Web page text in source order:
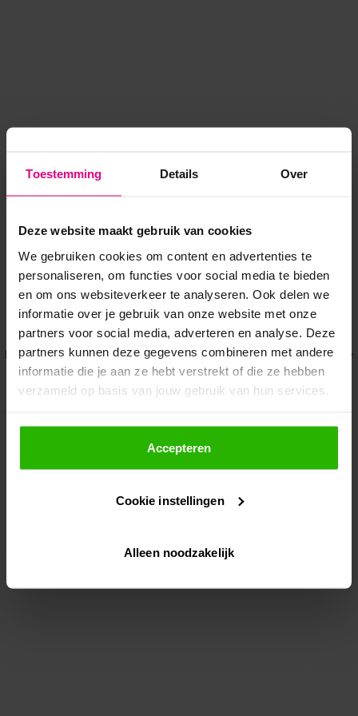
Toestemming Details Over
Deze website maakt gebruik van cookies
We gebruiken cookies om content en advertenties te
personaliseren, om functies voor social media te bieden
en om ons websiteverkeer te analyseren. Ook delen we
informatie over je gebruik van onze website met onze
partners voor social media, adverteren en analyse. Deze
partners kunnen deze gegevens combineren met andere
informatie die je aan ze hebt verstrekt of die ze hebben
verzameld op basis van jouw gebruik van hun services.
Als je op "Accepteer" klikt, dan geef je Voordeeluitjes.nl
toestemming om cookies voor social media en
gepersonaliseerde advertenties te plaatsen.
Lees hier meer over in onsprivacybeleid
Via "Cookie instellingen" kun je ook zelf instellen welke
Accepteren
Cookie instellingen
Alleen noodzakelijk
Application error: a client-side exception has occurred while
loadingwww.voordeeluitjes.nl (see the browser console for more
information).